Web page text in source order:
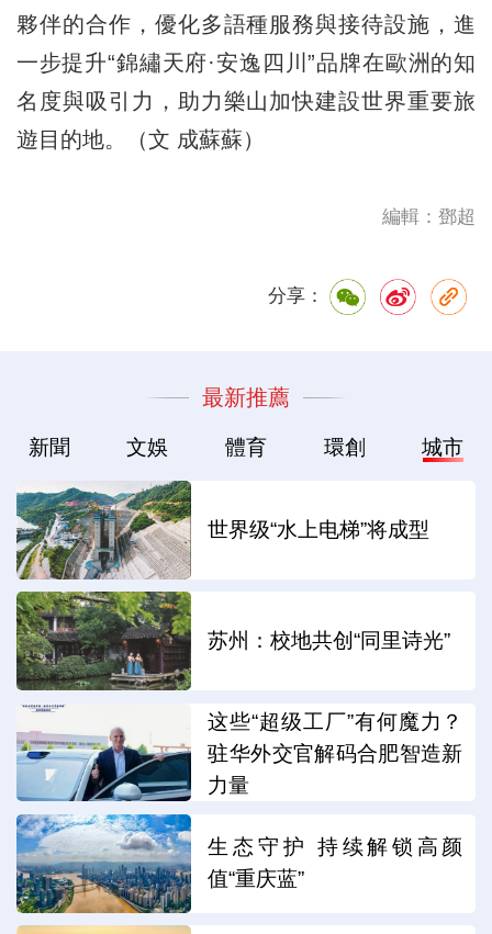
夥伴的合作，優化多語種服務與接待設施，進
一步提升“錦繡天府·安逸四川”品牌在歐洲的知
名度與吸引力，助力樂山加快建設世界重要旅
遊目的地。（文 成蘇蘇）
編輯：鄧超
分享：
最新推薦
新聞 文娛 體育 環創 城市
世界级“水上电梯”将成型
苏州：校地共创“同里诗光”
这些“超级工厂”有何魔力？
驻华外交官解码合肥智造新
力量
生态守护 持续解锁高颜
值“重庆蓝”